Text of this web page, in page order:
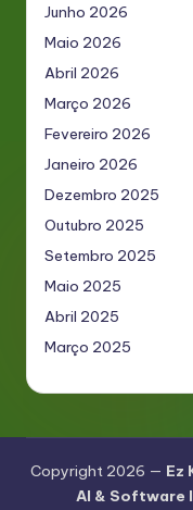
Junho 2026
Maio 2026
Abril 2026
Março 2026
Fevereiro 2026
Janeiro 2026
Dezembro 2025
Outubro 2025
Setembro 2025
Maio 2025
Abril 2025
Março 2025
Copyright 2026 — Ez
AI & Software